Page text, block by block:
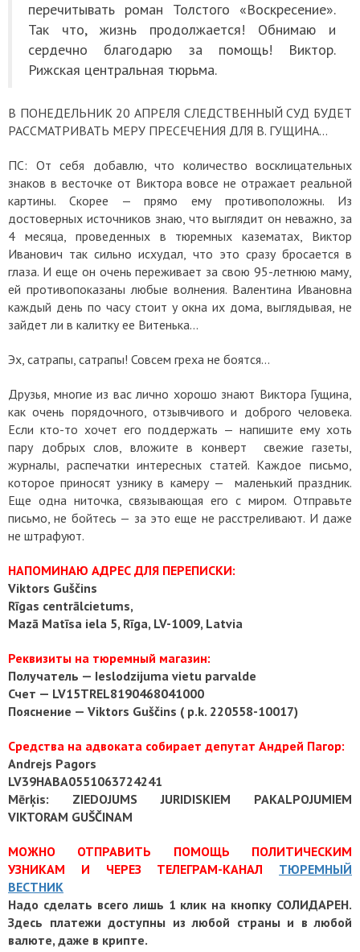
перечитывать роман Толстого «Воскресение».
Так что, жизнь продолжается! Обнимаю и
сердечно благодарю за помощь! Виктор.
Рижская центральная тюрьма.
В ПОНЕДЕЛЬНИК 20 АПРЕЛЯ СЛЕДСТВЕННЫЙ СУД БУДЕТ
РАССМАТРИВАТЬ МЕРУ ПРЕСЕЧЕНИЯ ДЛЯ В. ГУЩИНА…
ПС: От себя добавлю, что количество восклицательных
знаков в весточке от Виктора вовсе не отражает реальной
картины. Скорее — прямо ему противоположны. Из
достоверных источников знаю, что выглядит он неважно, за
4 месяца, проведенных в тюремных казематах, Виктор
Иванович так сильно исхудал, что это сразу бросается в
глаза. И еще он очень переживает за свою 95-летнюю маму,
ей противопоказаны любые волнения. Валентина Ивановна
каждый день по часу стоит у окна их дома, выглядывая, не
зайдет ли в калитку ее Витенька…
Эх, сатрапы, сатрапы! Совсем греха не боятся…
Друзья, многие из вас лично хорошо знают Виктора Гущина,
как очень порядочного, отзывчивого и доброго человека.
Если кто-то хочет его поддержать — напишите ему хоть
пару добрых слов, вложите в конверт свежие газеты,
журналы, распечатки интересных статей. Каждое письмо,
которое приносят узнику в камеру — маленький праздник.
Еще одна ниточка, связывающая его с миром. Отправьте
письмо, не бойтесь — за это еще не расстреливают. И даже
не штрафуют.
НАПОМИНАЮ АДРЕС ДЛЯ ПЕРЕПИСКИ:
Viktors Guščins
Rīgas centrālcietums,
Mazā Matīsa iela 5, Rīga, LV-1009, Latvia
Реквизиты на тюремный магазин:
Получатель — Ieslodzijuma vietu parvalde
Счет — LV15TREL8190468041000
Пояснение — Viktors Guščins ( p.k. 220558-10017)
Средства на адвоката собирает депутат Андрей Пагор:
Andrejs Pagors
LV39HABA0551063724241
Mērķis: ZIEDOJUMS JURIDISKIEM PAKALPOJUMIEM
VIKTORAM GUŠČINAM
МОЖНО ОТПРАВИТЬ ПОМОЩЬ ПОЛИТИЧЕСКИМ
УЗНИКАМ И ЧЕРЕЗ ТЕЛЕГРАМ-КАНАЛ
ТЮРЕМНЫЙ
ВЕСТНИК
Надо сделать всего лишь 1 клик на кнопку СОЛИДАРЕН.
Здесь платежи доступны из любой страны и в любой
валюте, даже в крипте.